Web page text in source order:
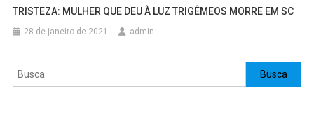
TRISTEZA: MULHER QUE DEU À LUZ TRIGÊMEOS MORRE EM SC
28 de janeiro de 2021 admin
Pesquisar Busca